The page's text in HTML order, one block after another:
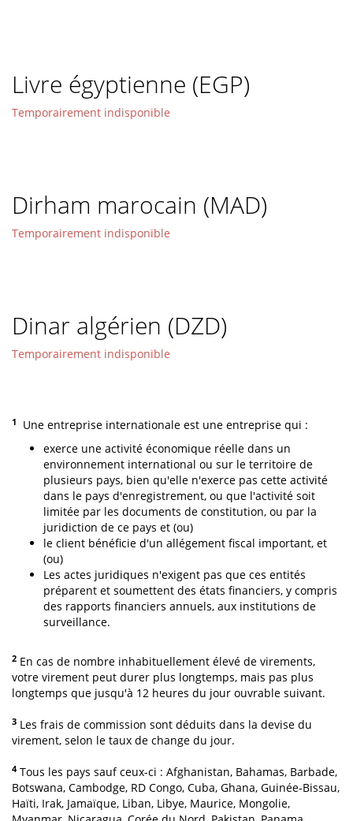
Livre égyptienne (EGP)
Temporairement indisponible
Dirham marocain (MAD)
Temporairement indisponible
Dinar algérien (DZD)
Temporairement indisponible
1
Une entreprise internationale est une entreprise qui :
exerce une activité économique réelle dans un
environnement international ou sur le territoire de
plusieurs pays, bien qu'elle n'exerce pas cette activité
dans le pays d'enregistrement, ou que l'activité soit
limitée par les documents de constitution, ou par la
juridiction de ce pays et (ou)
le client bénéficie d'un allégement fiscal important, et
(ou)
Les actes juridiques n'exigent pas que ces entités
préparent et soumettent des états financiers, y compris
des rapports financiers annuels, aux institutions de
surveillance.
2 En cas de nombre inhabituellement élevé de virements,
votre virement peut durer plus longtemps, mais pas plus
longtemps que jusqu'à 12 heures du jour ouvrable suivant.
3 Les frais de commission sont déduits dans la devise du
virement, selon le taux de change du jour.
4Tous les pays sauf ceux-ci : Afghanistan, Bahamas, Barbade,
Botswana, Cambodge, RD Congo, Cuba, Ghana, Guinée-Bissau,
Haïti, Irak, Jamaïque, Liban, Libye, Maurice, Mongolie,